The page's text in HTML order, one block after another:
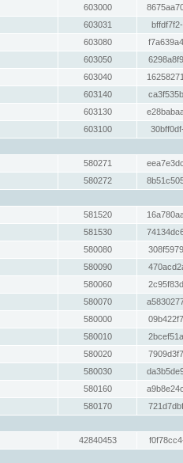
603000
603031
603080
603050
603040
603140
603130
603100
580271
580272
581520
581530
580080
580090
580060
580070
580000
580010
580020
580030
580160
580170
42840453